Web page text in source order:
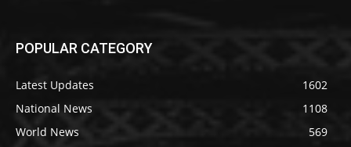
POPULAR CATEGORY
Latest Updates
1602
National News
1108
World News
569